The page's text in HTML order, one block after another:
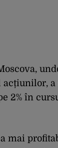
acțiunilor, a
2% în
mai